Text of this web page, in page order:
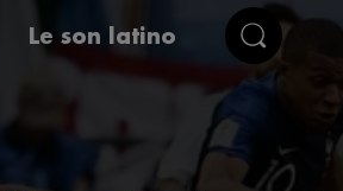
Le son latino